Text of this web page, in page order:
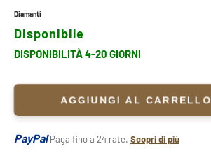
Diamanti
Disponibile
DISPONIBILITÀ 4-20 GIORNI
AGGIUNGI AL CARRELLO
PayPal Paga fino a 24 rate. Scopri di più